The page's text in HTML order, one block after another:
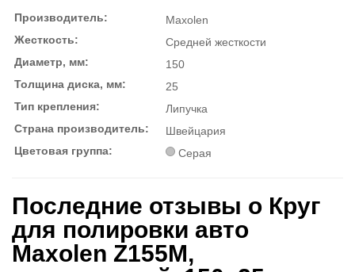
Производитель:
Maxolen
Жесткость:
Средней жесткости
Диаметр, мм:
150
Толщина диска, мм:
25
Тип крепления:
Липучка
Страна производитель:
Швейцария
Цветовая группа:
Серая
Последние отзывы о Круг
для полировки авто
Maxolen Z155M,